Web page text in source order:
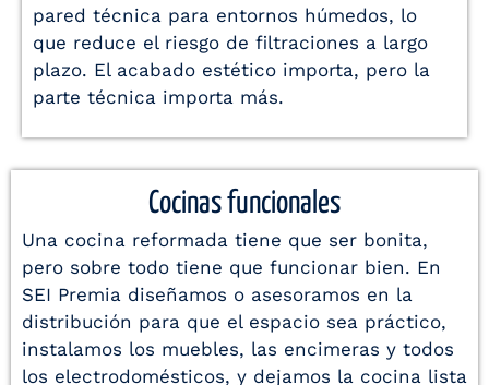
pared técnica para entornos húmedos, lo
que reduce el riesgo de filtraciones a largo
plazo. El acabado estético importa, pero la
parte técnica importa más.
Cocinas funcionales
Una cocina reformada tiene que ser bonita,
pero sobre todo tiene que funcionar bien. En
SEI Premia diseñamos o asesoramos en la
distribución para que el espacio sea práctico,
instalamos los muebles, las encimeras y todos
los electrodomésticos, y dejamos la cocina lista